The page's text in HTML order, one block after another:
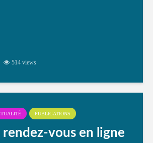
514 views
PUBLICATIONS
rendez-vous en ligne